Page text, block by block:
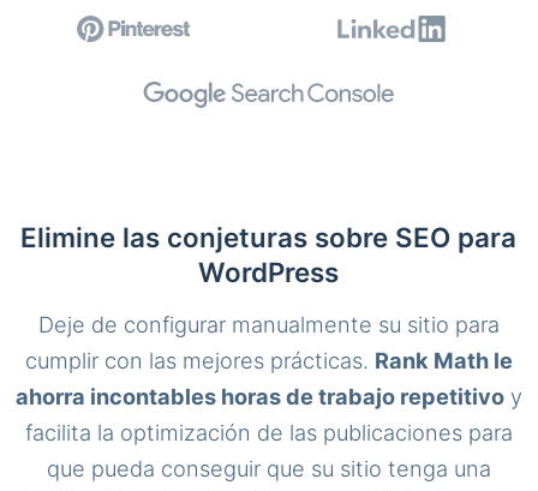
Elimine las conjeturas sobre SEO para
WordPress
Deje de configurar manualmente su sitio para
cumplir con las mejores prácticas. Rank Math le
ahorra incontables horas de trabajo repetitivoy
facilita la optimización de las publicaciones para
que pueda conseguir que su sitio tenga una